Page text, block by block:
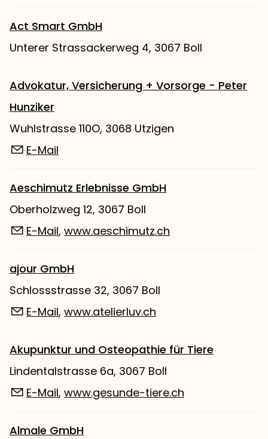
Act Smart GmbH
Unterer Strassackerweg 4, 3067 Boll
Advokatur, Versicherung + Vorsorge - Peter
Hunziker
Wuhlstrasse 110O, 3068 Utzigen
E-Mail
Aeschimutz Erlebnisse GmbH
Oberholzweg 12, 3067 Boll
E-Mail, www.aeschimutz.ch
ajour GmbH
Schlossstrasse 32, 3067 Boll
E-Mail, www.atelierluv.ch
Akupunktur und Osteopathie für Tiere
Lindentalstrasse 6a, 3067 Boll
E-Mail, www.gesunde-tiere.ch
Almale GmbH